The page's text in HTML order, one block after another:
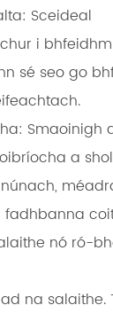
Sceideal
i
sé seo go
Smaoinigh
a
nó ró-
na salaithe.